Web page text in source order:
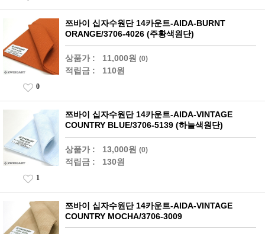
쯔바이 십자수원단 14카운트-AIDA-BURNT
ORANGE/3706-4026 (주황색원단)
상품가 : 11,000원 (0)
적립금 : 110원
0
쯔바이 십자수원단 14카운트-AIDA-VINTAGE
COUNTRY BLUE/3706-5139 (하늘색원단)
상품가 : 13,000원 (0)
적립금 : 130원
1
쯔바이 십자수원단 14카운트-AIDA-VINTAGE
COUNTRY MOCHA/3706-3009